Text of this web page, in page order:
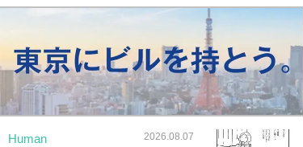
Human 2026.08.07